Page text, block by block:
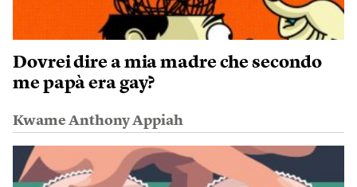
Dovrei dire a mia madre che secondo
me papà era gay?
Kwame Anthony Appiah